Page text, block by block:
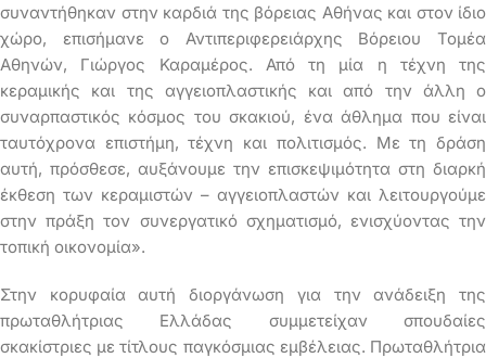
συναντήθηκαν στην καρδιά της βόρειας Αθήνας και στον ίδιο
χώρο, επισήμανε ο Αντιπεριφερειάρχης Βόρειου Τομέα
Αθηνών, Γιώργος Καραμέρος. Από τη μία η τέχνη της
κεραμικής και της αγγειοπλαστικής και από την άλλη ο
συναρπαστικός κόσμος του σκακιού, ένα άθλημα που είναι
ταυτόχρονα επιστήμη, τέχνη και πολιτισμός. Με τη δράση
αυτή, πρόσθεσε, αυξάνουμε την επισκεψιμότητα στη διαρκή
έκθεση των κεραμιστών – αγγειοπλαστών και λειτουργούμε
στην πράξη τον συνεργατικό σχηματισμό, ενισχύοντας την
τοπική οικονομία».
Στην κορυφαία αυτή διοργάνωση για την ανάδειξη της
πρωταθλήτριας Ελλάδας συμμετείχαν σπουδαίες
σκακίστριες με τίτλους παγκόσμιας εμβέλειας. Πρωταθλήτρια